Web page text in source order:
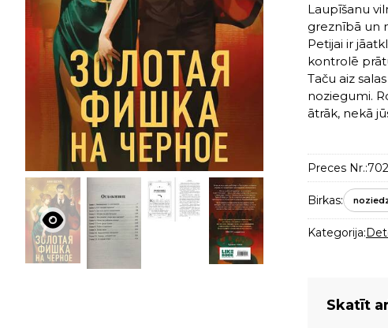
Laupīšanu
greznībā un
Petijai ir
kontrolē
Taču aiz
noziegumi.
ātrāk, nekā
Preces Nr.:
Birkas:
Kategorija:
Skatīt